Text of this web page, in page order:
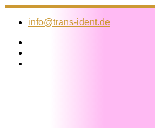
Zum
Inhalt
info@trans-ident.de